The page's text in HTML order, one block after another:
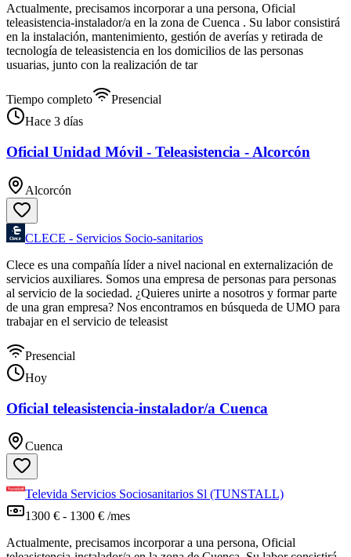
Actualmente, precisamos incorporar a una persona, Oficial
teleasistencia-instalador/a en la zona de Cuenca . Su labor consistirá
en la instalación, mantenimiento, gestión de averías y retirada de
tecnología de teleasistencia en los domicilios de las personas
usuarias, junto con la realización de tar
Tiempo completo
Presencial
Hace 3 días
Oficial Unidad Móvil - Teleasistencia - Alcorcón
Alcorcón
CLECE - Servicios Socio-sanitarios
Clece es una compañía líder a nivel nacional en externalización de
servicios auxiliares. Somos una empresa de personas para personas
al servicio de la sociedad. ¿Quieres unirte a nosotros y formar parte
de una gran empresa? Nos encontramos en búsqueda de UMO para
trabajar en el servicio de teleasist
Presencial
Hoy
Oficial teleasistencia-instalador/a Cuenca
Cuenca
Televida Servicios Sociosanitarios Sl (TUNSTALL)
1300 € - 1300 € /mes
Actualmente, precisamos incorporar a una persona, Oficial